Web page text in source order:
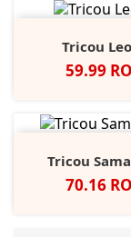
Tricou
Pret
59.99
Tricou
Pret
70.16